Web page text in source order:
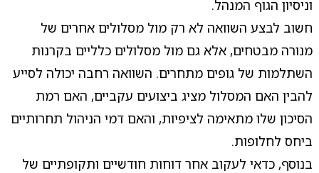
וניסיון הגוף המנהל.
חשוב לבצע השוואה לא רק מול מסלולים אחרים של
מנורה מבטחים, אלא גם מול מסלולים כלליים בקרנות
השתלמות של גופים מתחרים. השוואה רחבה יכולה לסייע
להבין האם המסלול מציג ביצועים עקביים, האם רמת
הסיכון שלו מתאימה לציפיות, והאם דמי הניהול תחרותיים
ביחס לחלופות.
בנוסף, כדאי לעקוב אחר דוחות חודשיים ותקופתיים של